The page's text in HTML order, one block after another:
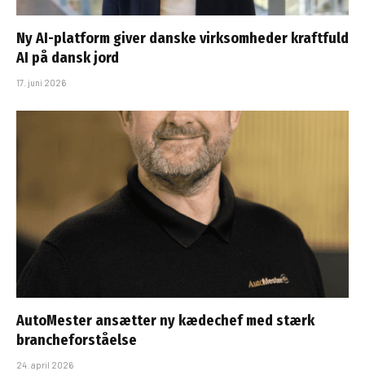
Ny AI-platform giver danske virksomheder kraftfuld
AI på dansk jord
17. juni 2026
AutoMester ansætter ny kædechef med stærk
brancheforståelse
24. april 2026